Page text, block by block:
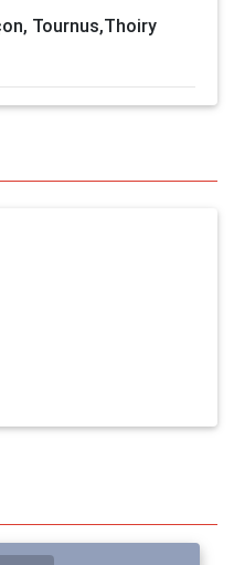
Tournus,Thoiry